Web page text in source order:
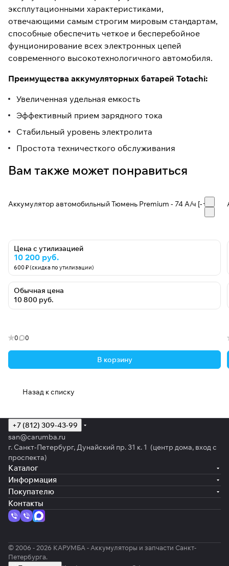
эксплутационными характеристиками,
отвечающими самым строгим мировым стандартам,
способные обеспечить четкое и бесперебойное
фунционирование всех электронных цепей
современного высокотехнологичного автомобиля.
Преимущества аккумуляторных батарей Totachi:
Увеличенная удельная емкость
Эффективный прием зарядного тока
Стабильный уровень электролита
Простота техничесткого обслуживания
Вам также может понравиться
Аккумулятор автомобильный Тюмень Premium - 74 А/ч [-+]
Цена с утилизацией
10 200 руб.
600 ₽ (скидка по утилизации)
Обычная цена
10 800 руб.
0 0
В корзину
Назад к списку
+7 (812) 309-43-99
san@carumba.ru
г. Санкт-Петербург, Дунайский пр. 31 к. 1 (центр дома, вход с
проспекта)
Каталог
Информация
Покупателю
Контакты
© 2006 - 2026 КАРУМБА - Аккумуляторы и запчасти Санкт-
Петербурга.